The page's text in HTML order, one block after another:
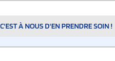
À NOUS D'EN PRENDRE SOIN !